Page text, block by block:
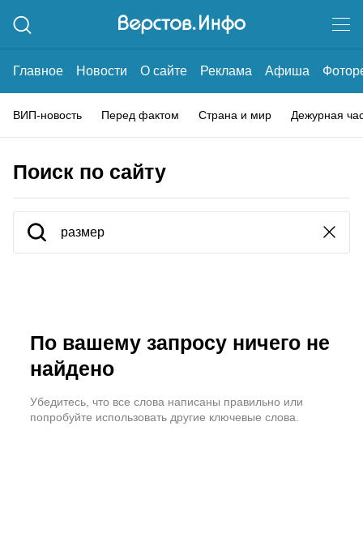
Главное Новости О сайте Реклама Афиша
ВИП-новость Перед фактом Страна и мир Дежурная
Поиск по сайту
По вашему запросу ничего не
найдено
Убедитесь, что все слова написаны правильно или
попробуйте использовать другие ключевые слова.